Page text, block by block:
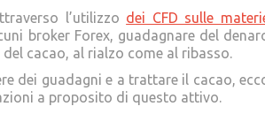
l’utilizzo dei CFD sulle
broker Forex, guadagnare del
cacao, al rialzo come al ribasso.
dei guadagni e a trattare il cacao,
a proposito di questo attivo.